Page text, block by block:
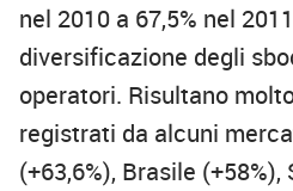
nel 2010 a 67,5% nel
diversificazione degli
operatori. Risultano
registrati da alcuni
(+63,6%), Brasile